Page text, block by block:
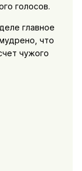
голосов.
главное
что
чужого